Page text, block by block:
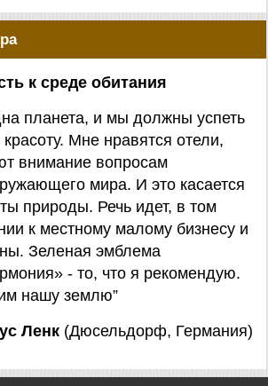
к среде обитания
планета, и мы должны успеть
Мне нравятся отели,
внимание вопросам
мира. И это касается
природы. Речь идет, в том
к местному малому бизнесу и
Зеленая эмблема
- то, что я рекомендую.
нашу землю”
Ленк (Дюсельдорф, Германия)